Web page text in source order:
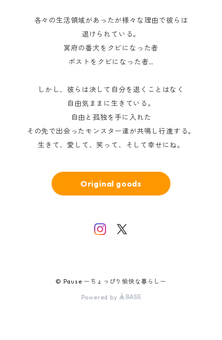
各々の生活領域があったが様々な理由で彼らは
退けられている。
冥府の番犬をクビになった者
ポストをクビになった者…
しかし、彼らは決して自分を退くことはなく
自由気ままに生きている。
自由と孤独を手に入れた
その先で出会ったモンスター達が共鳴し行進する。
生きて、愛して、笑って、そして幸せにね。
Original goods
© Pause ーちょっぴり愉快な暮らしー
Powered by